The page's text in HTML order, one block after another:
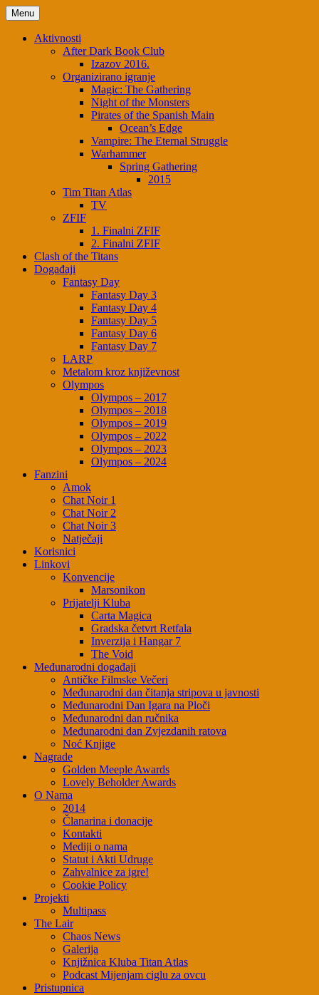
Menu
Aktivnosti
After Dark Book Club
Izazov 2016.
Organizirano igranje
Magic: The Gathering
Night of the Monsters
Pirates of the Spanish Main
Ocean’s Edge
Vampire: The Eternal Struggle
Warhammer
Spring Gathering
2015
Tim Titan Atlas
TV
ZFIF
1. Finalni ZFIF
2. Finalni ZFIF
Clash of the Titans
Događaji
Fantasy Day
Fantasy Day 3
Fantasy Day 4
Fantasy Day 5
Fantasy Day 6
Fantasy Day 7
LARP
Metalom kroz književnost
Olympos
Olympos – 2017
Olympos – 2018
Olympos – 2019
Olympos – 2022
Olympos – 2023
Olympos – 2024
Fanzini
Amok
Chat Noir 1
Chat Noir 2
Chat Noir 3
Natječaji
Korisnici
Linkovi
Konvencije
Marsonikon
Prijatelji Kluba
Carta Magica
Gradska četvrt Retfala
Inverzija i Hangar 7
The Void
Međunarodni događaji
Antičke Filmske Večeri
Međunarodni dan čitanja stripova u javnosti
Međunarodni Dan Igara na Ploči
Međunarodni dan ručnika
Međunarodni dan Zvjezdanih ratova
Noć Knjige
Nagrade
Golden Meeple Awards
Lovely Beholder Awards
O Nama
2014
Članarina i donacije
Kontakti
Mediji o nama
Statut i Akti Udruge
Zahvalnice za igre!
Cookie Policy
Projekti
Multipass
The Lair
Chaos News
Galerija
Knjižnica Kluba Titan Atlas
Podcast Mijenjam ciglu za ovcu
Pristupnica